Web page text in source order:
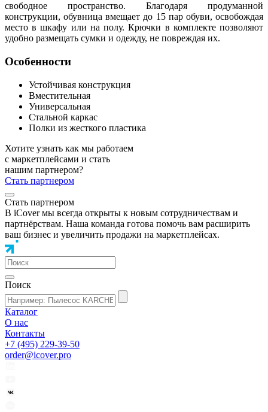
свободное пространство. Благодаря продуманной
конструкции, обувница вмещает до 15 пар обуви, освобождая
место в шкафу или на полу. Крючки в комплекте позволяют
удобно размещать сумки и одежду, не повреждая их.
Особенности
Устойчивая конструкция
Вместительная
Универсальная
Стальной каркас
Полки из жесткого пластика
Хотите узнать как мы работаем
с маркетплейсами и стать
нашим партнером?
Стать партнером
Стать партнером
В iCover мы всегда открыты к новым сотрудничествам и
партнёрствам. Наша команда готова помочь вам расширить
ваш бизнес и увеличить продажи на маркетплейсах.
Поиск
Каталог
О нас
Контакты
+7 (495) 229-39-50
order@icover.pro